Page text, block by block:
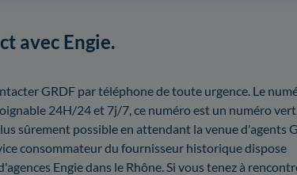
avec Engie.
GRDF par téléphone de toute urgence. Le
24H/24 et 7j/7, ce numéro est un numéro
sûrement possible en attendant la venue d'agents
consommateur du fournisseur historique dispose
Engie dans le Rhône. Si vous tenez à